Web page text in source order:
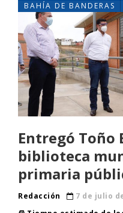
BAHÍA DE BANDERAS
Entregó Toño
biblioteca
primaria
Redacción
7 de julio